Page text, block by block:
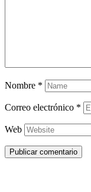
Nombre *
Correo electrónico *
Web